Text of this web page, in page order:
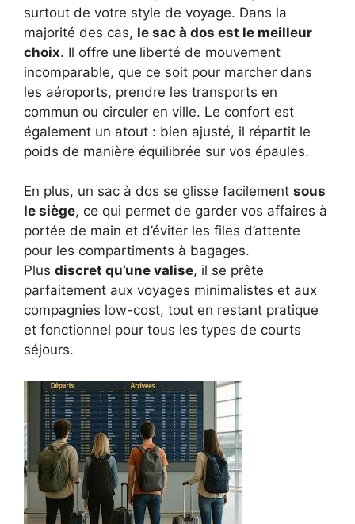
surtout de votre style de voyage. Dans la
majorité des cas, le sac à dos est le meilleur
choix. Il offre une liberté de mouvement
incomparable, que ce soit pour marcher dans
les aéroports, prendre les transports en
commun ou circuler en ville. Le confort est
également un atout : bien ajusté, il répartit le
poids de manière équilibrée sur vos épaules.
En plus, un sac à dos se glisse facilement sous
le siège, ce qui permet de garder vos affaires à
portée de main et d’éviter les files d’attente
pour les compartiments à bagages.
Plus discret qu’une valise, il se prête
parfaitement aux voyages minimalistes et aux
compagnies low-cost, tout en restant pratique
et fonctionnel pour tous les types de courts
séjours.